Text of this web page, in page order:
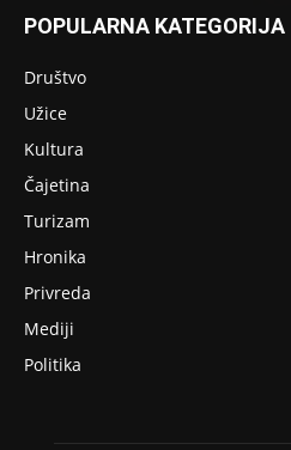
POPULARNA KATEGORIJA
Društvo
Užice
Kultura
Čajetina
Turizam
Hronika
Privreda
Mediji
Politika